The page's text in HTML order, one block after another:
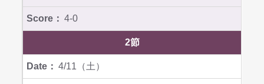
4-0
2節
4/11（土）